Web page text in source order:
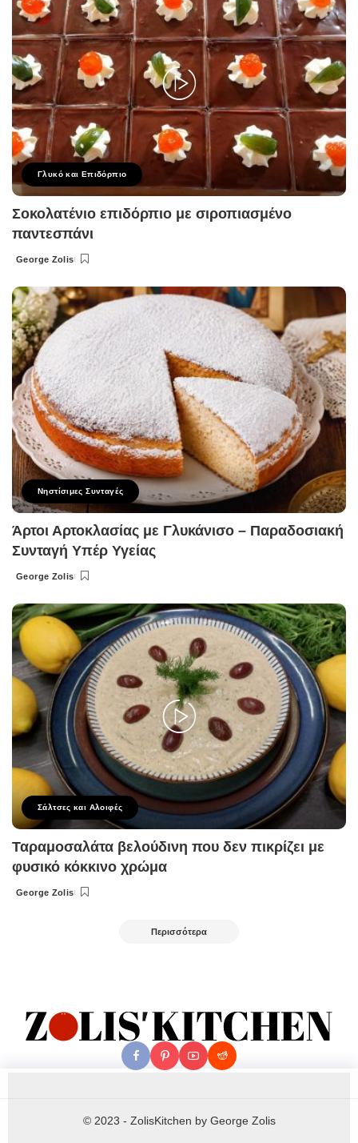
Γλυκό και Επιδόρπιο
Σοκολατένιο επιδόρπιο με σιροπιασμένο
παντεσπάνι
Posted
George Zolis
Νηστίσιμες Συνταγές
Άρτοι Αρτοκλασίας με Γλυκάνισο – Παραδοσιακή
Συνταγή Υπέρ Υγείας
Posted
George Zolis
Σάλτσες και Αλοιφές
Ταραμοσαλάτα βελούδινη που δεν πικρίζει με
φυσικό κόκκινο χρώμα
Posted
George Zolis
Περισσότερα
© 2023 - ZolisKitchen by George Zolis